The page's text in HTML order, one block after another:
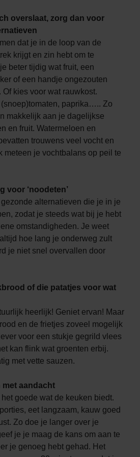
overslaat, zorg dan voor
dat je in de loop van de
krijgt en zin hebt om te
beter tijdig wat fruit, een
of een handje ongezouten
Of kies voor wat rauwkost.
(snoep)tomaten, paprika….. Zo
makkelijk aan je dagelijkse
en fruit. Watermeloen en
trouwens veel vocht en
meteen je vochtbalans op peil te
voor ‘noodeten’
alternatieven die je in je
zodat je steeds wat bij je hebt
omstandigheden. Je weet
hoe lang je onderweg zult
je niet snel overvallen door
of die patatjes voor wat
heerlijk! Geniet ervan! Maar
en de frietjes zoveel mogelijk
voor een stukje gegrild vlees
kan flink wat groenten erbij.
met vette sauzen.
met aandacht
goede wat de keuken biedt.
eet langzaam, kauw goed
Zo doe je langer over je
je je maag de kans om aan te
je genoeg hebt gehad. Het